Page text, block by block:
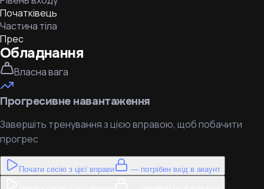
Початківець
Частина тіла
Прес
Обладнання
Власна вага
Прогресивне навантаження
Завершіть тренування з цією вправою, щоб побачити
прогрес
Почати сесію з цієї вправи — потрібен вхід в акаунт